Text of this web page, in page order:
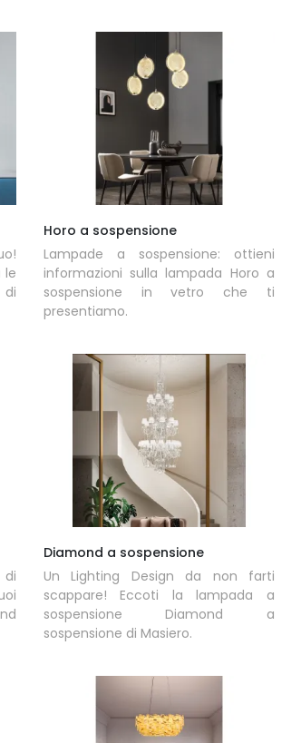
le
Horo a sospensione
Lampade a sospensione: ottieni
informazioni sulla lampada Horo a
sospensione in vetro che ti
presentiamo.
Diamond a sospensione
Un Lighting Design da non farti
scappare! Eccoti la lampada a
sospensione Diamond a
sospensione di Masiero.